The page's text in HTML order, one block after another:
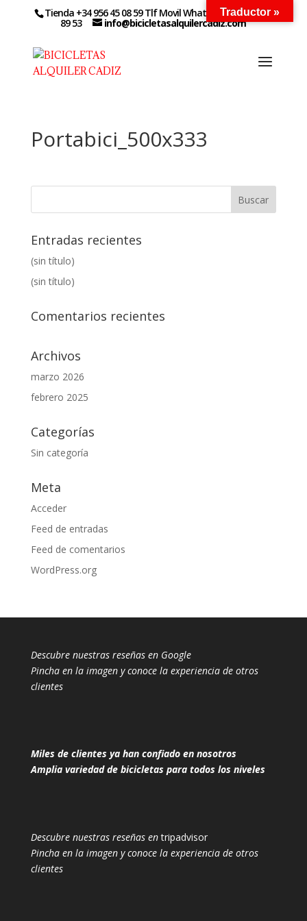
Tienda +34 956 45 08 59 Tlf Movil WhatsApp +34 627 14
89 53 info@bicicletasalquilercadiz.com
Portabici_500x333
Entradas recientes
(sin título)
(sin título)
Comentarios recientes
Archivos
marzo 2026
febrero 2025
Categorías
Sin categoría
Meta
Acceder
Feed de entradas
Feed de comentarios
WordPress.org
Descubre nuestras reseñas en Google
Pincha en la imagen y conoce la experiencia de otros
clientes
Miles de clientes ya han confiado en nosotros
Amplia variedad de bicicletas para todos los niveles
Descubre nuestras reseñas entripadvisor
Pincha en la imagen y conoce la experiencia de otros
clientes
Traductor »